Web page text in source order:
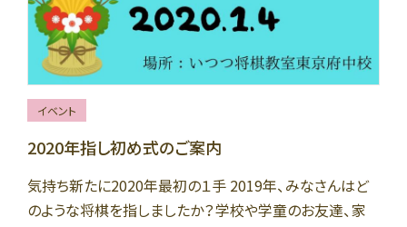
イベント
2020年指し初め式のご案内
気持ち新たに2020年最初の１手 2019年、みなさんはど
のような将棋を指しましたか？学校や学童のお友達、家